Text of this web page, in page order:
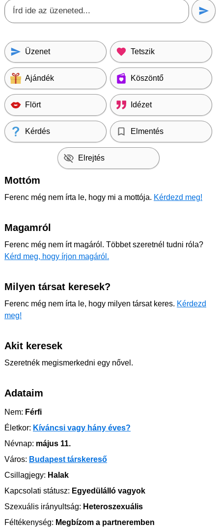
Üzenet Tetszik
Ajándék Köszöntő
Flört Idézet
Kérdés Elmentés
Elrejtés
Mottóm
Ferenc még nem írta le, hogy mi a mottója. Kérdezd meg!
Magamról
Ferenc még nem írt magáról. Többet szeretnél tudni róla?
Kérd meg, hogy írjon magáról.
Milyen társat keresek?
Ferenc még nem írta le, hogy milyen társat keres. Kérdezd
meg!
Akit keresek
Szeretnék megismerkedni egy nővel.
Adataim
Nem: Férfi
Életkor: Kíváncsi vagy hány éves?
Névnap: május 11.
Város: Budapest társkereső
Csillagjegy: Halak
Kapcsolati státusz: Egyedülálló vagyok
Szexuális irányultság: Heteroszexuális
Féltékenység: Megbízom a partneremben